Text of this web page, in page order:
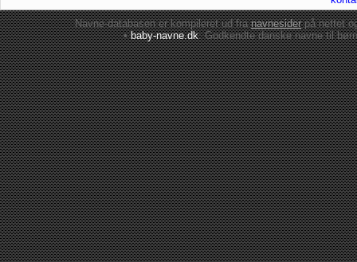
Navne-databasen er kompileret ud franavnesiderpå nettet
•baby-navne.dk: Godkendte danskenavne til børn